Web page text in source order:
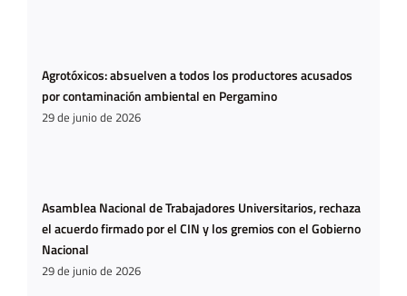
Agrotóxicos: absuelven a todos los productores acusados
por contaminación ambiental en Pergamino
29 de junio de 2026
Asamblea Nacional de Trabajadores Universitarios, rechaza
el acuerdo firmado por el CIN y los gremios con el Gobierno
Nacional
29 de junio de 2026